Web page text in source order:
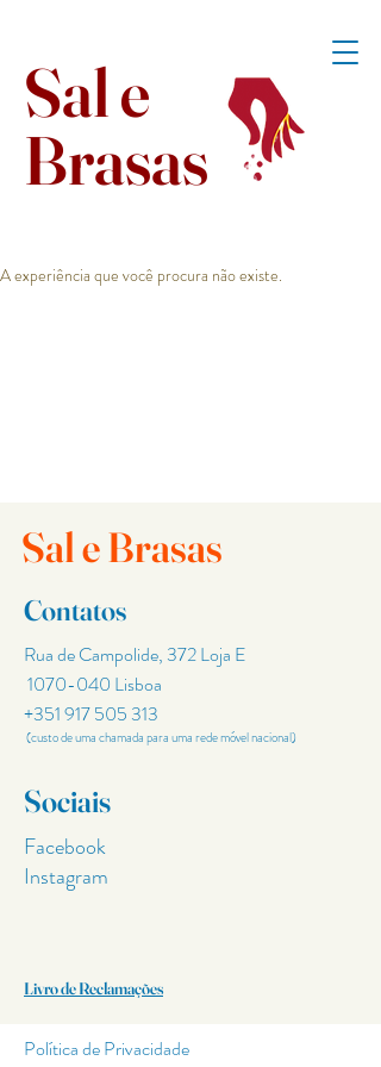
Sal e
Brasas
A experiência que você procura não existe.
Sal e Brasas
Contatos
Rua de Campolide, 372 Loja E
1070-040 Lisboa
+351 917 505 313
(custo de uma chamada para uma rede móvel nacional)
Sociais
Facebook
Instagram
Livro de Reclamações
Política de Privacidade